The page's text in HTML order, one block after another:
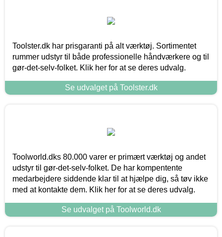
Toolster.dk har prisgaranti på alt værktøj. Sortimentet
rummer udstyr til både professionelle håndværkere og til
gør-det-selv-folket. Klik her for at se deres udvalg.
Se udvalget på Toolster.dk
Toolworld.dks 80.000 varer er primært værktøj og andet
udstyr til gør-det-selv-folket. De har kompentente
medarbejdere siddende klar til at hjælpe dig, så tøv ikke
med at kontakte dem. Klik her for at se deres udvalg.
Se udvalget på Toolworld.dk